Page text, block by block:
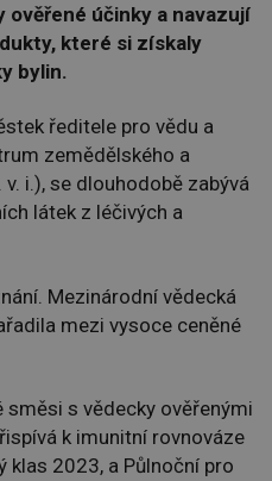
ověřené účinky a navazují
které si získaly
bylin.
ředitele pro vědu a
zemědělského a
i.), se dlouhodobě zabývá
látek z léčivých a
Mezinárodní vědecká
mezi vysoce ceněné
s vědecky ověřenými
k imunitní rovnováze
klas 2023, a Půlnoční pro